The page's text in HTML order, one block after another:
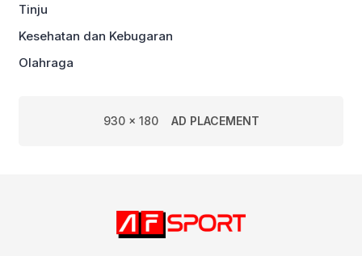
Tinju
Kesehatan dan Kebugaran
Olahraga
930 x 180 AD PLACEMENT